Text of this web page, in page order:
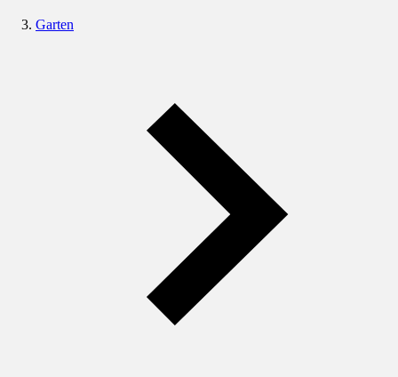
Garten